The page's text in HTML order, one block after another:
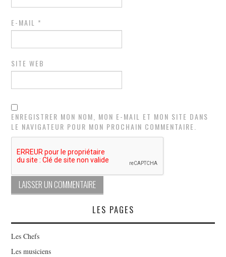
E-MAIL *
SITE WEB
ENREGISTRER MON NOM, MON E-MAIL ET MON SITE DANS
LE NAVIGATEUR POUR MON PROCHAIN COMMENTAIRE.
LES PAGES
Les Chefs
Les musiciens